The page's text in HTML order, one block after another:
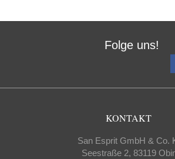
Folge uns!
KONTAKT
San Esprit GmbH & Co.
Seestraße 2, 83119